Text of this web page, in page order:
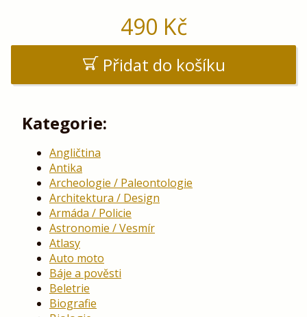
490 Kč
Přidat do košíku
Kategorie:
Angličtina
Antika
Archeologie / Paleontologie
Architektura / Design
Armáda / Policie
Astronomie / Vesmír
Atlasy
Auto moto
Báje a pověsti
Beletrie
Biografie